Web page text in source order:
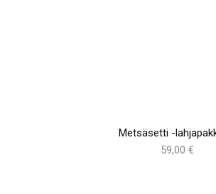
Metsäsetti -
59,00 €